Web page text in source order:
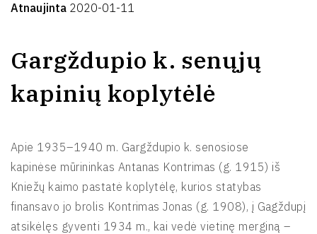
Atnaujinta 2020-01-11
Gargždupio k. senųjų
kapinių koplytėlė
Apie 1935–1940 m. Gargždupio k. senosiose
kapinėse mūrininkas Antanas Kontrimas (g. 1915) iš
Kniežų kaimo pastatė koplytėlę, kurios statybas
finansavo jo brolis Kontrimas Jonas (g. 1908), į Gagždupį
atsikėlęs gyventi 1934 m., kai vedė vietinę merginą –